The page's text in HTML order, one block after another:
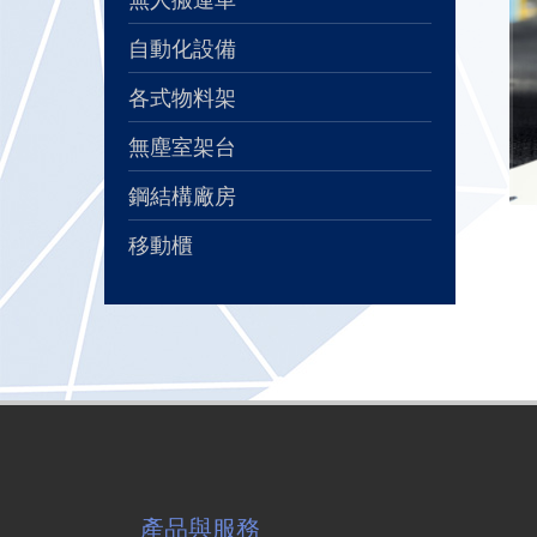
自動化設備
各式物料架
無塵室架台
鋼結構廠房
移動櫃
產品與服務